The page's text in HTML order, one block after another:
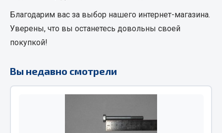
Адаптеры и переходники
Тройники
Трубки, муфты, гайки
Благодарим вас за выбор нашего интернет-магазина.
Уверены, что вы останетесь довольны своей
покупкой!
Вы недавно смотрели